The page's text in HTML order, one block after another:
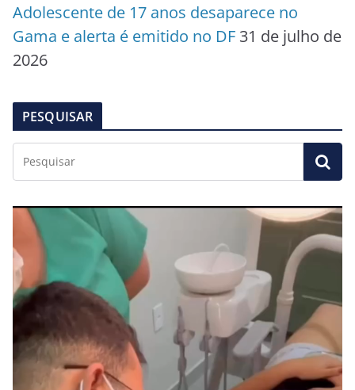
Adolescente de 17 anos desaparece no
Gama e alerta é emitido no DF 31 de julho de
2026
PESQUISAR